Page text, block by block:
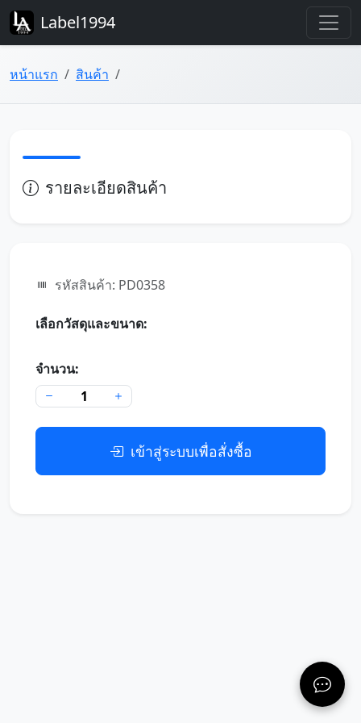
Label1994
หน้าแรก สินค้า
รายละเอียดสินค้า
รหัสสินค้า: PD0358
เลือกวัสดุและขนาด:
จำนวน:
เข้าสู่ระบบเพื่อสั่งซื้อ